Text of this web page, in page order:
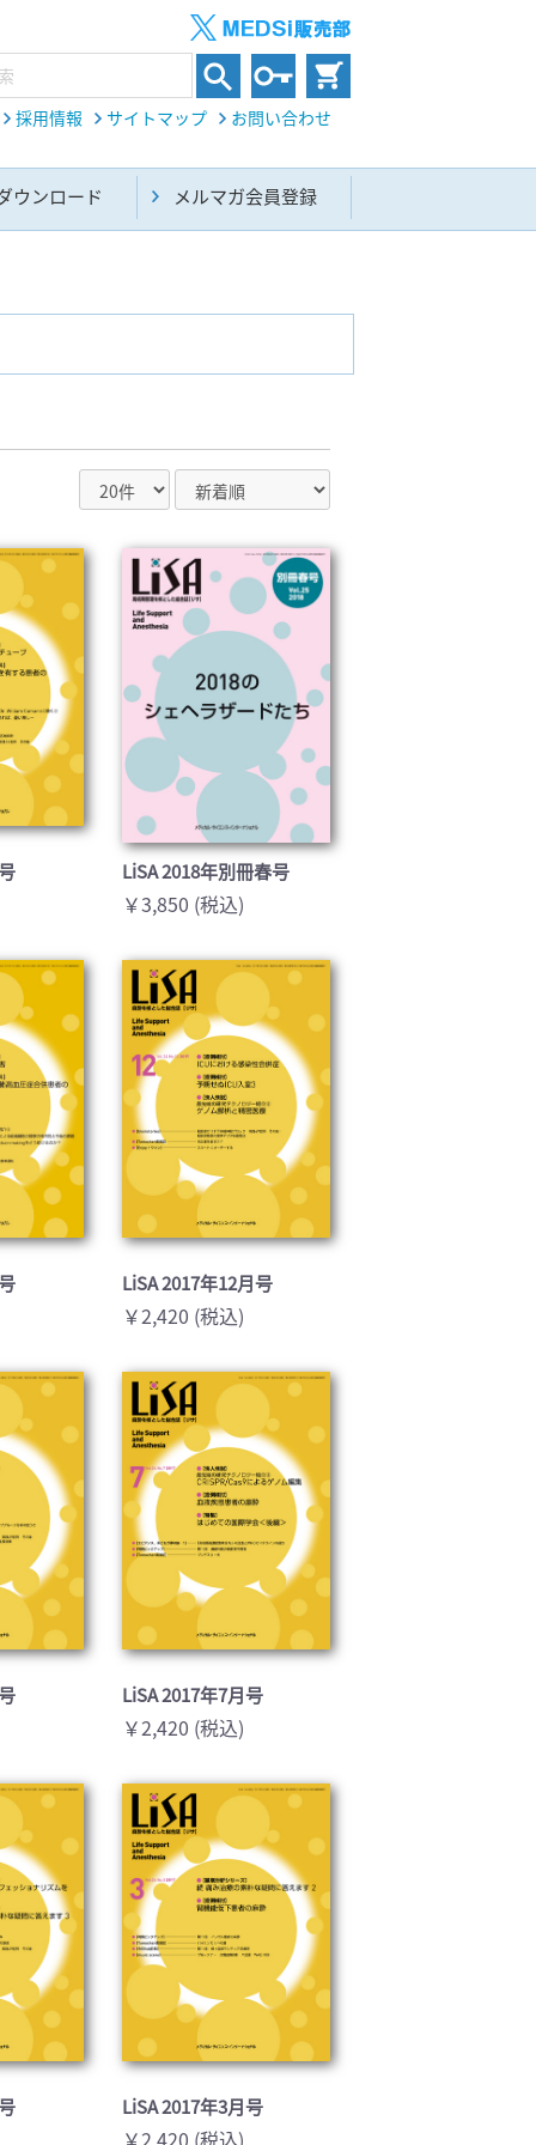
採用情報 サイトマップ お問い合わせ
ウンロード メルマガ会員登録
生命科学・関連書籍(38)
基礎医学(93)
医療技術(16)
保健・体育(1)
LiSA 2018年別冊春号
￥3,850 (税込)
LiSA 2017年12月号
￥2,420 (税込)
LiSA 2017年7月号
￥2,420 (税込)
LiSA 2017年3月号
￥2,420 (税込)